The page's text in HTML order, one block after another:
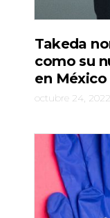
Takeda
como su
en México
octubre 24, 2022